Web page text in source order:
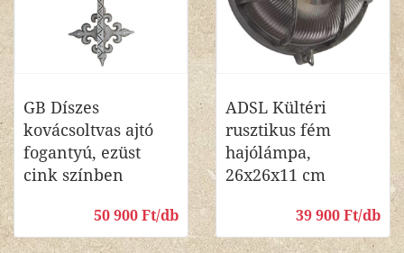
GB Díszes
kovácsoltvas ajtó
fogantyú, ezüst
cink színben
50 900 Ft/db
ADSL Kültéri
rusztikus fém
hajólámpa,
26x26x11 cm
39 900 Ft/db